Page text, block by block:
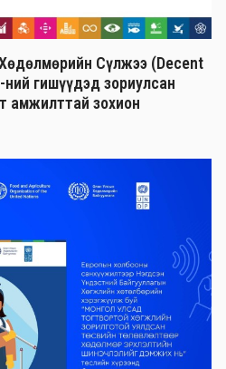
Сүлжээ (Decent
гишүүдэд зориулсан
амжилттай зохион